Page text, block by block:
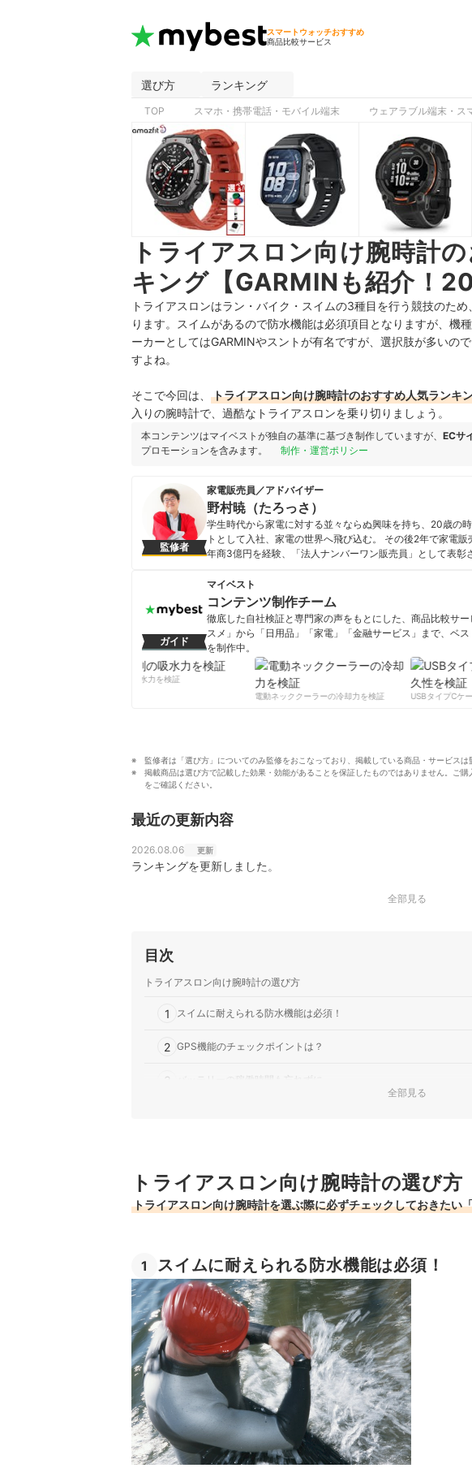
スマートウォッチおすすめ
商品比較サービス
選び方 ランキング
TOP スマホ・携帯電話・モバイル端末 ウェアラブル端末・ス
トライアスロン向け腕時計
キング【GARMINも紹介！
トライアスロンはラン・バイク・スイムの3種目を行う競技のた
ります。スイムがあるので防水機能は必須項目となりますが、機
ーカーとしてはGARMINやスントが有名ですが、選択肢が多いの
すよね。
そこで今回は、 トライアスロン向け腕時計のおすすめ人気ランキ
入りの腕時計で、過酷なトライアスロンを乗り切りましょう。
本コンテンツはマイベストが独自の基準に基づき制作していますが、 ECサ
プロモーションを含みます。
制作・運営ポリシー
監修者
家電販売員／アドバイザー
野村暁（たろっさ）
学生時代から家電に対する並々ならぬ興味を持ち、20歳の
トとして入社、家電の世界へ飛び込む。 その後2年で家電
年商3億円を経験、「法人ナンバーワン販売員」として表
るほか、家電情報ブログ「家電損をしない買い方をプロの
ュー・批評を行っている。また、家電アドバイザーの資格
の人が平等に良い家電に巡り会える機会の提供」に尽力して
野村暁（たろっさ）のプロフィール
ガイド
マイベスト
コンテンツ制作チーム
徹底した自社検証と専門家の声をもとにした、商品比較サ
スメ」から「日用品」「家電」「金融サービス」まで、ベ
を制作中。
コンテンツ制作チームのプロフィール
柔軟剤の吸水力を検証
電動ネッククーラーの冷却力を検証
USBタイプCケー
監修者は「選び方」についてのみ監修をおこなっており、掲載している商品・サービスは
掲載商品は選び方で記載した効果・効能があることを保証したものではありません。ご
をご確認ください。
最近の更新内容
2026.08.06 更新
ランキングを更新しました。
全部見る
目次
トライアスロン向け腕時計の選び方
1 スイムに耐えられる防水機能は必須！
2 GPS機能のチェックポイントは？
3 バッテリーの稼働時間も忘れずに
6 アプリとの連携で、状態を細かくチェック！
トライアスロン向け腕時計全8商品おすすめ人気ランキング
普段使いでも活躍するスマートウォッチ
トライアスロン向け腕時計の売れ筋ランキングもチェック！
全部見る
トライアスロン向け腕時計の選び方
トライアスロン向け腕時計を選ぶ際に必ずチェックしておきたい
1 スイムに耐えられる防水機能は必須！